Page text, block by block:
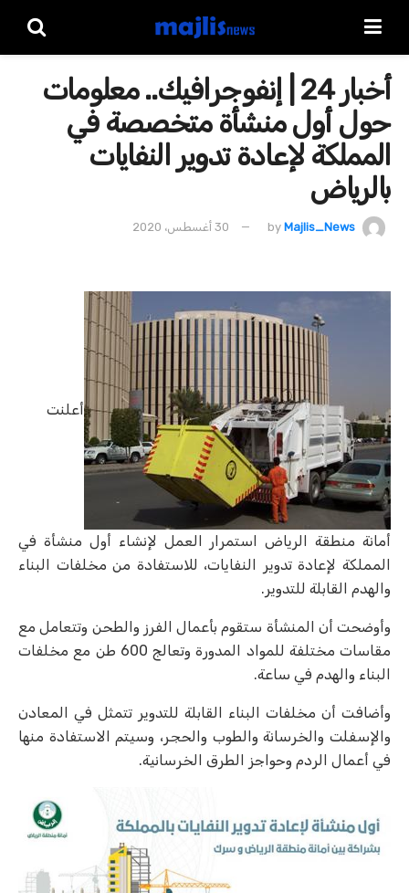
أخبار 24 | إنفوجرافيك.. معلومات
حول أول منشأة متخصصة في
المملكة لإعادة تدوير النفايات
بالرياض
by Majlis_News 30 أغسطس، 2020
أعلنت
أمانة منطقة الرياض استمرار العمل لإنشاء أول منشأة في
المملكة لإعادة تدوير النفايات، للاستفادة من مخلفات البناء
والهدم القابلة للتدوير.
وأوضحت أن المنشأة ستقوم بأعمال الفرز والطحن وتتعامل مع
مقاسات مختلفة للمواد المدورة وتعالج 600 طن مع مخلفات
البناء والهدم في ساعة.
وأضافت أن مخلفات البناء القابلة للتدوير تتمثل في المعادن
والإسفلت والخرسانة والطوب والحجر، وسيتم الاستفادة منها
في أعمال الردم وحواجز الطرق الخرسانية.